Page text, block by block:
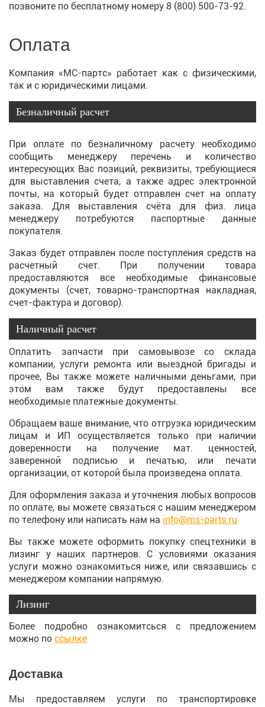
позвоните по бесплатному номеру 8 (800) 500-73-92.
Оплата
Компания «МС-партс» работает как с физическими,
так и с юридическими лицами.
Безналичный расчет
При оплате по безналичному расчету необходимо
сообщить менеджеру перечень и количество
интересующих Вас позиций, реквизиты, требующиеся
для выставления счета, а также адрес электронной
почты, на который будет отправлен счет на оплату
заказа. Для выставления счёта для физ. лица
менеджеру потребуются паспортные данные
покупателя.
Заказ будет отправлен после поступления средств на
расчетный счет. При получении товара
предоставляются все необходимые финансовые
документы (счет, товарно-транспортная накладная,
счет-фактура и договор).
Наличный расчет
Оплатить запчасти при самовывозе со склада
компании, услуги ремонта или выездной бригады и
прочее, Вы также можете наличными деньгами, при
этом вам также будут предоставлены все
необходимые платежные документы.
Обращаем ваше внимание, что отгрузка юридическим
лицам и ИП осуществляется только при наличии
доверенности на получение мат. ценностей,
заверенной подписью и печатью, или печати
организации, от которой была произведена оплата.
Для оформления заказа и уточнения любых вопросов
по оплате, вы можете связаться с нашим менеджером
по телефону или написать нам на info@ms-parts.ru
Вы также можете оформить покупку спецтехники в
лизинг у наших партнеров. С условиями оказания
услуги можно ознакомиться ниже, или связавшись с
менеджером компании напрямую.
Лизинг
Более подробно ознакомитсься с предложением
можно по ссылке
Доставка
Мы предоставляем услуги по транспортировке